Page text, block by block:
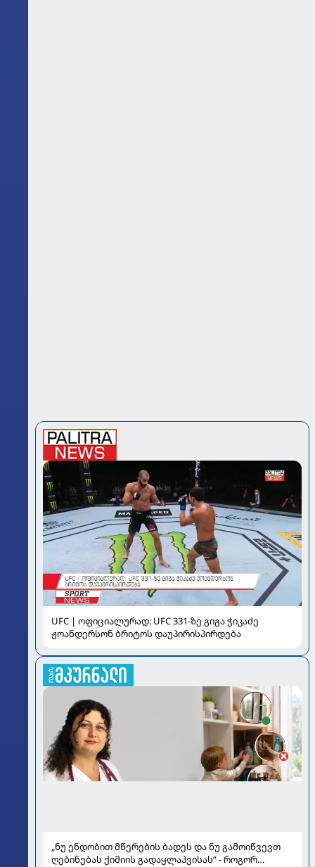
UFC | ოფიციალურად: UFC 331-ზე გიგა ჭიკაძე
ჟოანდერსონ ბრიტოს დაუპირისპირდება
„ნუ ენდობით მწერების ბადეს და ნუ გამოიწვევთ
ღებინებას ქიმიის გადაყლაპვისას“ - როგორ